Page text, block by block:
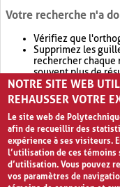
Votre recherche n'a
Vérifiez que
Supprimez les
rechercher chaque
souvent plus de
Envisagez d'élargir
retournera
NOTRE SITE WEB
REHAUSSER VOTRE
Le site web de
afin de recueillir des
expérience à ses visiteurs.
l’utilisation de ces témoins
d’utilisation. Vous pouvez
vos paramètres de